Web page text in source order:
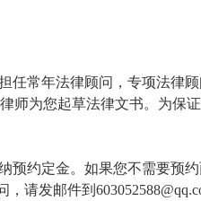
任常年法律顾问，专项法律
师为您起草法律文书。为保
预约定金。如果您不需要预
请发邮件到